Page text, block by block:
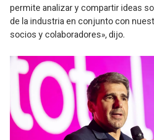
permite analizar y compartir ideas
de la industria en conjunto con
socios y colaboradores», dijo.